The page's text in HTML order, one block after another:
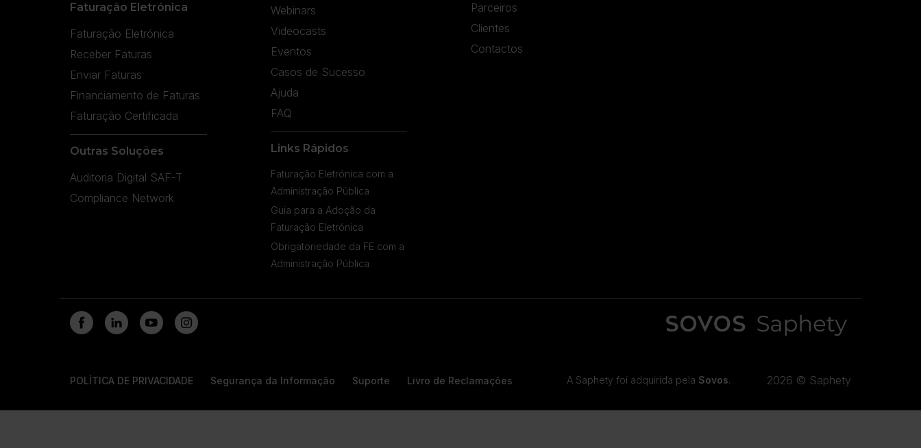
Faturação Eletrónica
Faturação Eletrónica
Receber Faturas
Enviar Faturas
Financiamento de Faturas
Faturação Certificada
Outras Soluções
Auditoria Digital SAF-T
Compliance Network
Webinars
Videocasts
Eventos
Casos de Sucesso
Ajuda
FAQ
Links Rápidos
Faturação Eletrónica com a
Administração Pública
Guia para a Adoção da
Faturação Eletrónica
Obrigatoriedade da FE com a
Administração Pública
Parceiros
Clientes
Contactos
POLÍTICA DE PRIVACIDADE Segurança da Informação Suporte Livro de Reclamações A Saphety foi adquirida pela Sovos. 2026 © Saphety